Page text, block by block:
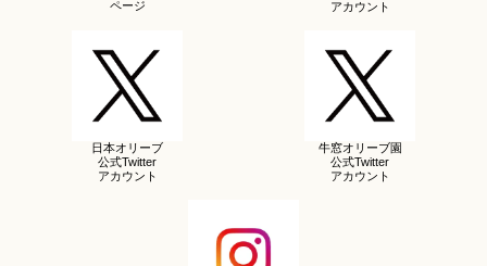
ページ
アカウント
日本オリーブ
公式Twitter
アカウント
牛窓オリーブ園
公式Twitter
アカウント